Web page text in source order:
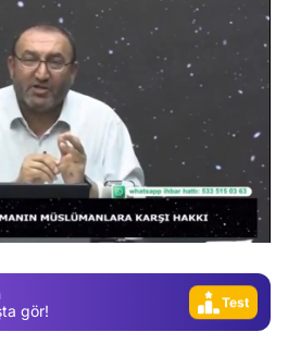
gör!
Gündem
Magazin
Test